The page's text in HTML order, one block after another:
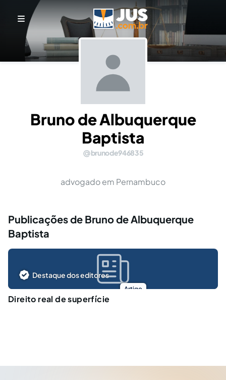
Bruno de Albuquerque
Baptista
brunode946835
advogado em Pernambuco
Publicações de Bruno de Albuquerque
Baptista
Artigo
Destaque dos editores
Direito real de superfície